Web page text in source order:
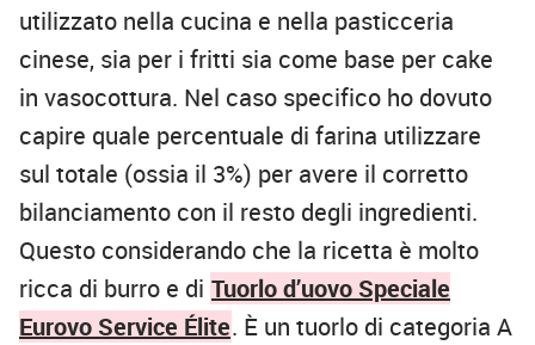
utilizzato nella cucina e nella pasticceria
cinese, sia per i fritti sia come base per cake
in vasocottura. Nel caso specifico ho dovuto
capire quale percentuale di farina utilizzare
sul totale (ossia il 3%) per avere il corretto
bilanciamento con il resto degli ingredienti.
Questo considerando che la ricetta è molto
ricca di burro e di Tuorlo d’uovo Speciale
Eurovo Service Élite. È un tuorlo di categoria A